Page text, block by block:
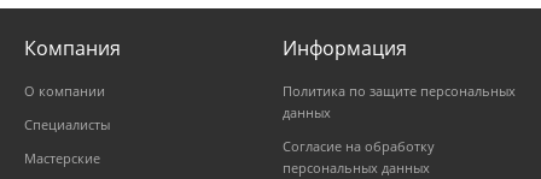
Компания
О компании
Специалисты
Мастерские
Информация
Политика по защите персональных
данных
Согласие на обработку
персональных данных